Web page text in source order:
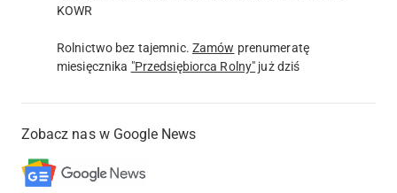
KOWR
Rolnictwo bez tajemnic. Zamów prenumeratę
miesięcznika "Przedsiębiorca Rolny" już dziś
Zobacz nas w Google News